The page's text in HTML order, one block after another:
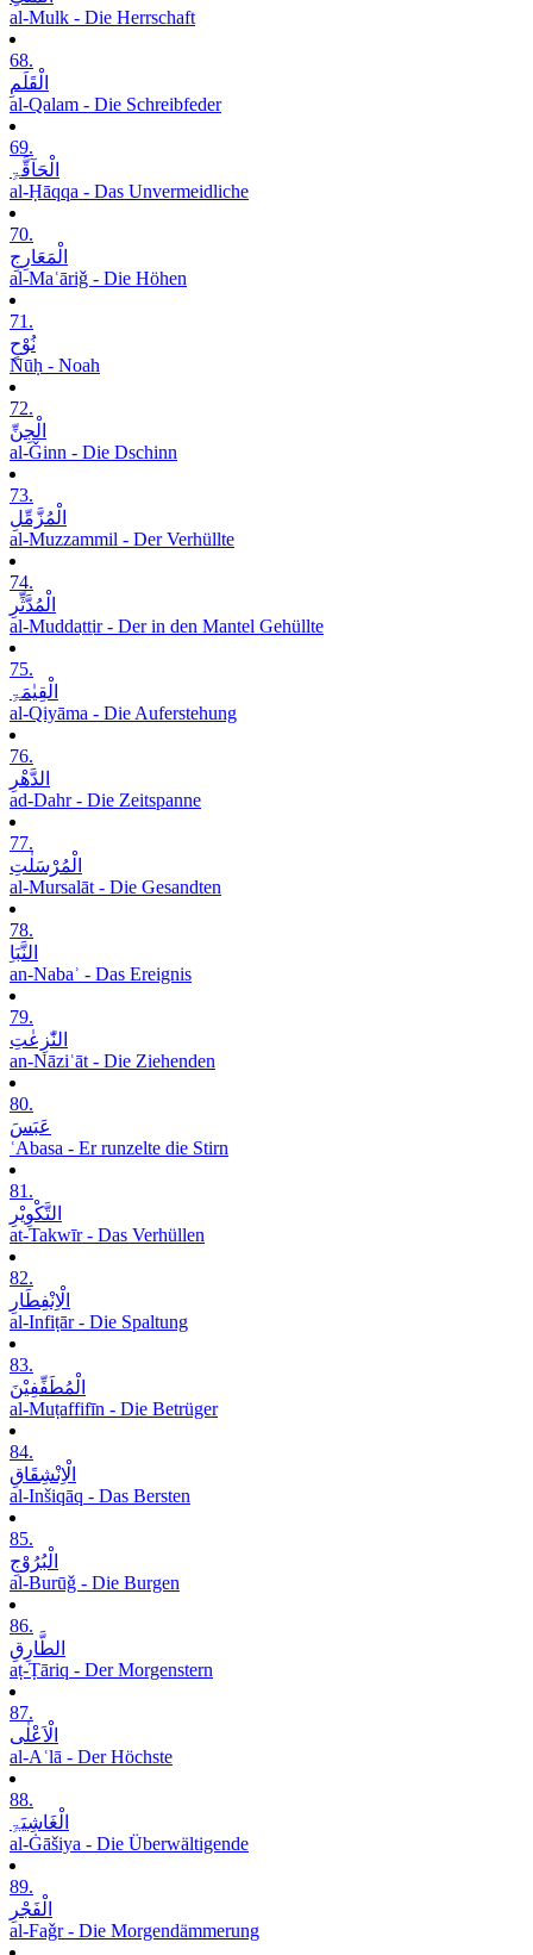
al-Mulk - Die Herrschaft
68.
الْقَلَمِ
al-Qalam - Die Schreibfeder
69.
الْحَآقَّۃِ
al-Ḥāqqa - Das Unvermeidliche
70.
الْمَعَارِجِ
al-Maʿāriǧ - Die Höhen
71.
نُوْحٍ
Nūḥ - Noah
72.
الْجِنِّ
al-Ǧinn - Die Dschinn
73.
الْمُزَّمِّلِ
al-Muzzammil - Der Verhüllte
74.
الْمُدَّثِّرِ
al-Muddaṯṯir - Der in den Mantel Gehüllte
75.
الْقِیٰمَۃِ
al-Qiyāma - Die Auferstehung
76.
الدَّھْرِ
ad-Dahr - Die Zeitspanne
77.
الْمُرْسَلٰتِ
al-Mursalāt - Die Gesandten
78.
النَّبَاِ
an-Nabaʾ - Das Ereignis
79.
النّٰزِعٰتِ
an-Nāziʿāt - Die Ziehenden
80.
عَبَسَ
ʿAbasa - Er runzelte die Stirn
81.
التَّکْوِیْرِ
at-Takwīr - Das Verhüllen
82.
الْاِنْفِطَارِ
al-Infiṭār - Die Spaltung
83.
الْمُطَفِّفِیْنَ
al-Muṭaffifīn - Die Betrüger
84.
الْاِنْشِقَاقِ
al-Inšiqāq - Das Bersten
85.
الْبُرُوْجِ
al-Burūǧ - Die Burgen
86.
الطَّارِقِ
aṭ-Ṭāriq - Der Morgenstern
87.
الْاَعْلٰی
al-Aʿlā - Der Höchste
88.
الْغَاشِیَۃِ
al-Ġāšiya - Die Überwältigende
89.
الْفَجْرِ
al-Faǧr - Die Morgendämmerung